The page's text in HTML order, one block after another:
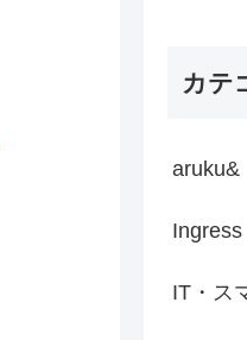
カテ
aruku&
Ingress
IT・ス